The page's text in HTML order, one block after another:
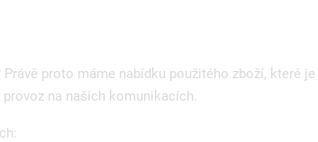
proto máme nabídku použitého zboží, které je
na našich komunikacích.